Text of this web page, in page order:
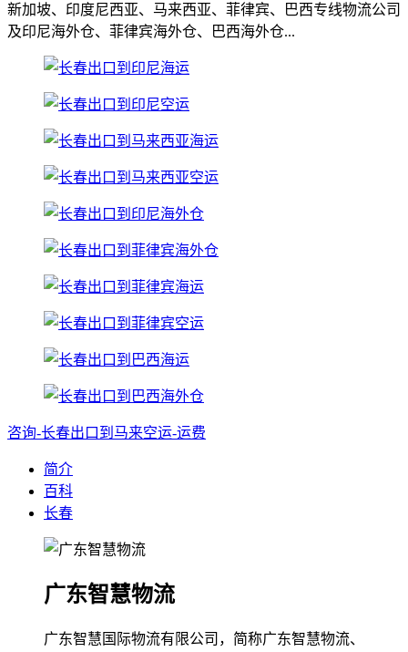
新加坡、印度尼西亚、马来西亚、菲律宾、巴西专线物流公司
及印尼海外仓、菲律宾海外仓、巴西海外仓...
咨询-长春出口到马来空运-运费
简介
百科
长春
广东智慧物流
广东智慧国际物流有限公司，简称广东智慧物流、